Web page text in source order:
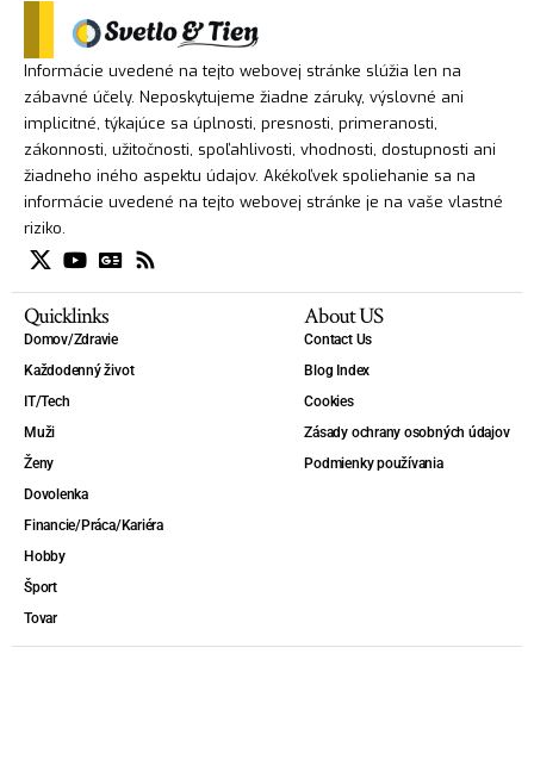
Informácie uvedené na tejto webovej stránke slúžia len na
zábavné účely. Neposkytujeme žiadne záruky, výslovné ani
implicitné, týkajúce sa úplnosti, presnosti, primeranosti,
zákonnosti, užitočnosti, spoľahlivosti, vhodnosti, dostupnosti ani
žiadneho iného aspektu údajov. Akékoľvek spoliehanie sa na
informácie uvedené na tejto webovej stránke je na vaše vlastné
riziko.
Quicklinks
Domov/Zdravie
Každodenný život
IT/Tech
Muži
Ženy
Dovolenka
Financie/Práca/Kariéra
Hobby
Šport
Tovar
About US
Contact Us
Blog Index
Cookies
Zásady ochrany osobných údajov
Podmienky používania